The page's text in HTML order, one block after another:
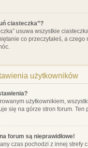
ciasteczka”?
usuwa wszystkie
co przeczytałeś, a
użytkowników
użytkownikiem,
się na górze stron forum.
forum są nieprawidłowe!
czas pochodzi z innej strefy